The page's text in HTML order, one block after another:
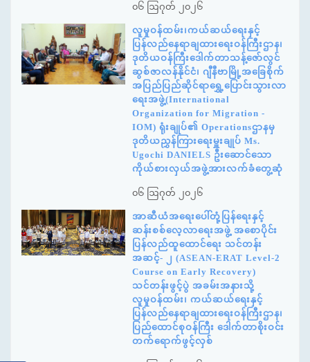
၀၆ ဩဂုတ် ၂၀၂၆
လူမှုဝန်ထမ်း၊ကယ်ဆယ်ရေးနှင့်
ပြန်လည်နေရာချထားရေးဝန်ကြီးဌာန၊
ဒုတိယဝန်ကြီးဒေါက်တာသန့်ဇော်လွင်
ဆွစ်ဇာလန်နိုင်ငံ၊ ဂျီနီဗာမြို့အခြေစိုက်
အပြည်ပြည်ဆိုင်ရာရွှေ့ပြောင်းသွားလာ
ရေးအဖွဲ့(International
Organization for Migration -
IOM) ရုံးချုပ်၏ Operationsဌာနမှ
ဒုတိယညွှန်ကြားရေးမှူးချုပ် Ms.
Ugochi DANIELS ဦးဆောင်သော
ကိုယ်စားလှယ်အဖွဲ့အားလက်ခံတွေ့ဆုံ
၀၆ ဩဂုတ် ၂၀၂၆
အာဆီယံအရေးပေါ်တုံ့ပြန်ရေးနှင့်
ဆန်းစစ်လေ့လာရေးအဖွဲ့ အစောပိုင်း
ပြန်လည်ထူထောင်ရေး သင်တန်း
အဆင့်- ၂ (ASEAN-ERAT Level-2
Course on Early Recovery)
သင်တန်းဖွင့်ပွဲ အခမ်းအနားသို့
လူမှုဝန်ထမ်း၊ ကယ်ဆယ်ရေးနှင့်
ပြန်လည်နေရာချထားရေးဝန်ကြီးဌာန၊
ပြည်ထောင်စုဝန်ကြီး ဒေါက်တာစိုးဝင်း
တက်ရောက်ဖွင့်လှစ်